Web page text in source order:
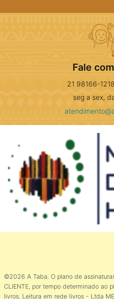
Fale
21 98166-
seg a sex,
©2026 A Taba. O plano de
CLIENTE, por tempo determinado ao
livros. Leitura em rede livros - Ltda